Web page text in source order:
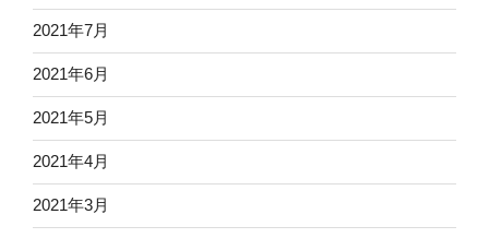
2021年7月
2021年6月
2021年5月
2021年4月
2021年3月